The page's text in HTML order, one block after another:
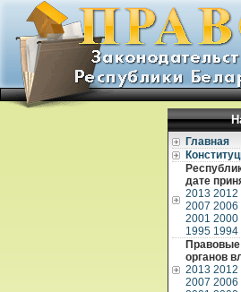
Главная
дате
2013 2012
2007 2006
2001 2000
1995 1994
органов
2013 2012
2007 2006